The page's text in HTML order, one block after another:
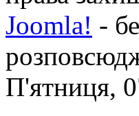
Joomla! -
П'ятниця,